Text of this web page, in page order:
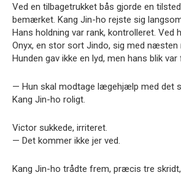
Ved en tilbagetrukket bås gjorde en
bemærket. Kang Jin-ho rejste sig
Hans holdning var rank, kontrolleret. Ved
Onyx, en stor sort Jindo, sig med
Hunden gav ikke en lyd, men hans blik
— Hun skal modtage lægehjælp med det
Kang Jin-ho roligt.
Victor sukkede, irriteret.
— Det kommer ikke jer ved.
Kang Jin-ho trådte frem, præcis tre